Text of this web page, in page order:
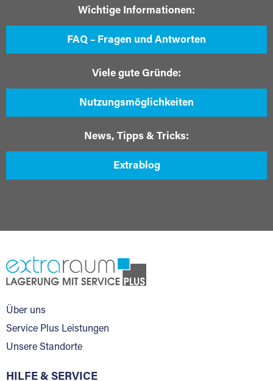
Wichtige Informationen:
FAQ – Fragen und Antworten
Viele gute Gründe:
Nutzungsmöglichkeiten
News, Tipps & Tricks:
Extrablog
Über uns
Service Plus Leistungen
Unsere Standorte
HILFE & SERVICE